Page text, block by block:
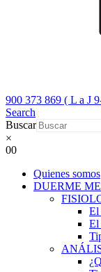
900 373 869 ( L a J
Search
Buscar
×
00
Quienes somos
DUERME
El
El